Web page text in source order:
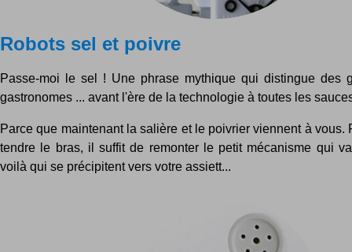
Robots sel et poivre
Passe-moi le sel ! Une phrase mythique qui distingue des
gastronomes ... avant l'ère de la technologie à toutes les
Parce que maintenant la salière et le poivrier viennent à vous.
tendre le bras, il suffit de remonter le petit mécanisme qui
voilà qui se précipitent vers votre assiett...